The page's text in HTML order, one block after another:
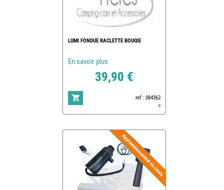
LUMI FONDUE RACLETTE BOUGIE
En savoir plus
39,90 €
ref : 084362
0